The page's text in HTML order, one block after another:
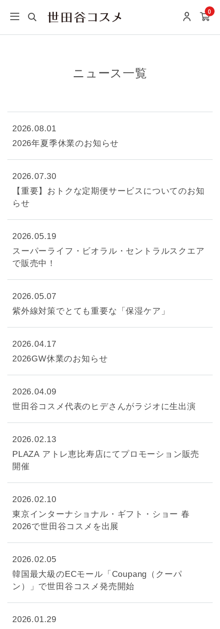
0
ニュース一覧
2026.08.01
2026年夏季休業のお知らせ
2026.07.30
【重要】おトクな定期便サービスについてのお知
らせ
2026.05.19
スーパーライフ・ビオラル・セントラルスクエア
で販売中！
2026.05.07
紫外線対策でとても重要な「保湿ケア」
2026.04.17
2026GW休業のお知らせ
2026.04.09
世田谷コスメ代表のヒデさんがラジオに生出演
2026.02.13
PLAZA アトレ恵比寿店にてプロモーション販売
開催
2026.02.10
東京インターナショナル・ギフト・ショー 春
2026で世田谷コスメを出展
2026.02.05
韓国最大級のECモール「Coupang（クーパ
ン）」で世田谷コスメ発売開始
2026.01.29